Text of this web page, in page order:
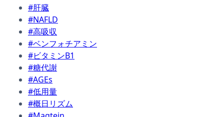
#肝臓
#NAFLD
#高吸収
#ベンフォチアミン
#ビタミンB1
#糖代謝
#AGEs
#低用量
#概日リズム